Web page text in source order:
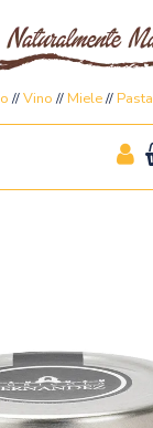
Marylin
//Vino // Miele// Pasta